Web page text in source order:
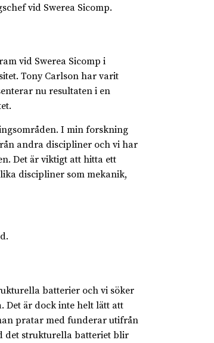
vid Swerea Sicomp.
vid Swerea Sicomp i
Tony Carlson har varit
nu resultaten i en
I min forskning
andra discipliner och vi har
Det är viktigt att hitta ett
discipliner som mekanik,
batterier och vi söker
Det är dock inte helt lätt att
pratar med funderar utifrån
det strukturella batteriet blir